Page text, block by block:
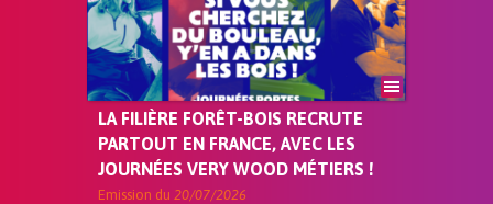
LA FILIÈRE FORÊT-BOIS RECRUTE
PARTOUT EN FRANCE, AVEC LES
JOURNÉES VERY WOOD MÉTIERS !
Emission du 20/07/2026